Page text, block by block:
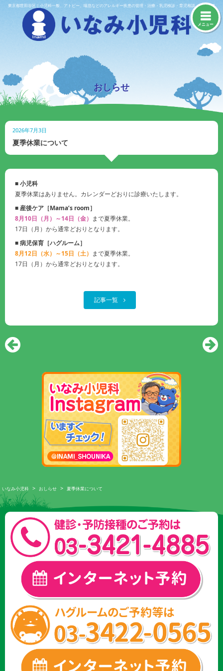
Skip東京都世田谷区｜小児科一般、アトピー、喘息などのアレルギー疾患の管理・治療・乳児検診・育児相談・予防接種
メニュー
おしらせ
2026年7月3日
夏季休業について
■ 小児科
夏季休業はありません。カレンダーどおりに診療いたします。
■ 産後ケア［Mama’s room］
8月10日（月）～14日（金） まで夏季休業。
17日（月）から通常どおりとなります。
■ 病児保育［ハグルーム］
8月12日（水）～15日（土） まで夏季休業。
17日（月）から通常どおりとなります。
記事一覧
いなみ小児科 > おしらせ > 夏季休業について